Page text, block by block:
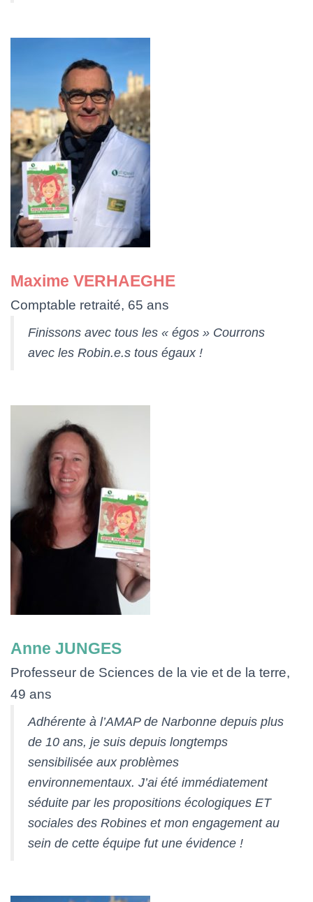
Maxime VERHAEGHE
Comptable retraité, 65 ans
Finissons avec tous les « égos » Courrons
avec les Robin.e.s tous égaux !
Anne JUNGES
Professeur de Sciences de la vie et de la terre,
49 ans
Adhérente à l’AMAP de Narbonne depuis plus
de 10 ans, je suis depuis longtemps
sensibilisée aux problèmes
environnementaux. J’ai été immédiatement
séduite par les propositions écologiques ET
sociales des Robines et mon engagement au
sein de cette équipe fut une évidence !